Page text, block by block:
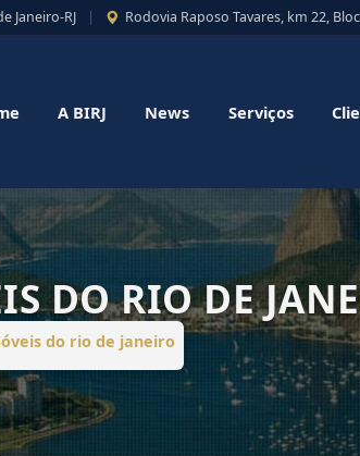
Janeiro-RJ | Rodovia Raposo Tavares, km 22,
A BIRJ News Serviços
DO RIO DE
do rio de janeiro